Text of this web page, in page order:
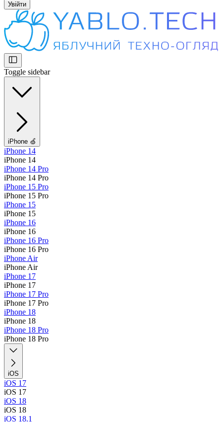
Увійти
Toggle sidebar
iPhone 🍏
iPhone 14
iPhone 14
iPhone 14 Pro
iPhone 14 Pro
iPhone 15 Pro
iPhone 15 Pro
iPhone 15
iPhone 15
iPhone 16
iPhone 16
iPhone 16 Pro
iPhone 16 Pro
iPhone Air
iPhone Air
iPhone 17
iPhone 17
iPhone 17 Pro
iPhone 17 Pro
iPhone 18
iPhone 18
iPhone 18 Pro
iPhone 18 Pro
iOS
iOS 17
iOS 17
iOS 18
iOS 18
iOS 18.1